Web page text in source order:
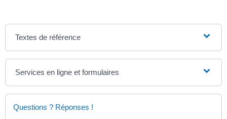
Textes de référence
Services en ligne et formulaires
Questions ? Réponses !